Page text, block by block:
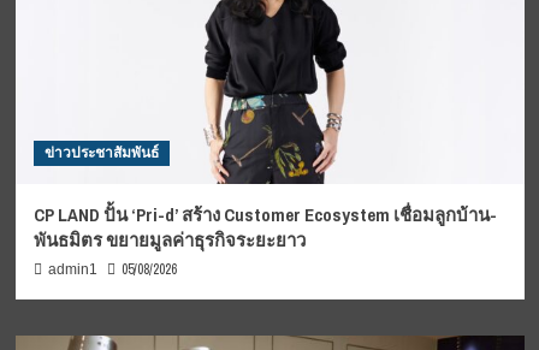
ข่าวประชาสัมพันธ์
CP LAND ปั้น ‘Pri-d’ สร้าง Customer Ecosystem เชื่อมลูกบ้าน-
พันธมิตร ขยายมูลค่าธุรกิจระยะยาว
admin1 05/08/2026